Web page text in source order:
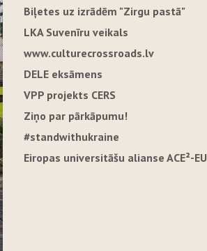
Biļetes uz izrādēm "Zirgu pastā"
LKA Suvenīru veikals
www.culturecrossroads.lv
DELE eksāmens
VPP projekts CERS
Ziņo par pārkāpumu!
#standwithukraine
Eiropas universitāšu alianse ACE²-EU